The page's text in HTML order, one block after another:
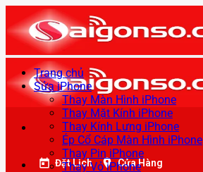
qua
nội
dung
Đặt Lịch Cửa Hàng
Trang chủ
Sửa iPhone
Thay Màn Hình iPhone
Thay Mặt Kính iPhone
Thay Kính Lưng iPhone
Ép Cổ Cáp Màn Hình iPhone
Thay Pin iPhone
Thay Vỏ iPhone